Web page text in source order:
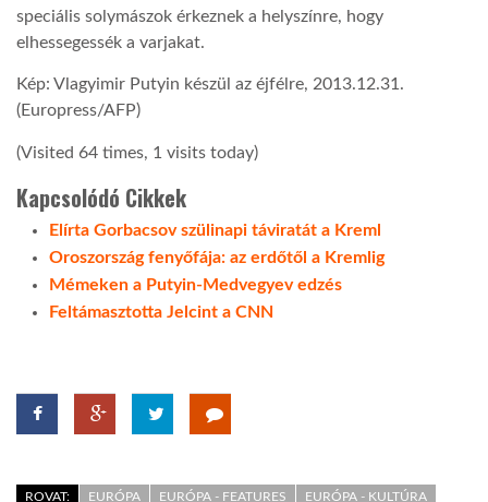
speciális solymászok érkeznek a helyszínre, hogy
elhessegessék a varjakat.
Kép: Vlagyimir Putyin készül az éjfélre, 2013.12.31.
(Europress/AFP)
(Visited 64 times, 1 visits today)
Kapcsolódó Cikkek
Elírta Gorbacsov szülinapi táviratát a Kreml
Oroszország fenyőfája: az erdőtől a Kremlig
Mémeken a Putyin-Medvegyev edzés
Feltámasztotta Jelcint a CNN
ROVAT: EURÓPA EURÓPA - FEATURES EURÓPA - KULTÚRA